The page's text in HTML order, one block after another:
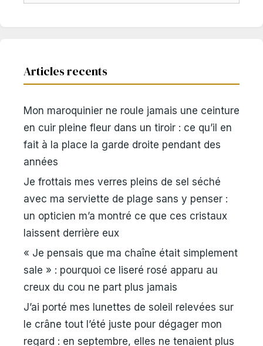
Articles recents
Mon maroquinier ne roule jamais une ceinture
en cuir pleine fleur dans un tiroir : ce qu’il en
fait à la place la garde droite pendant des
années
Je frottais mes verres pleins de sel séché
avec ma serviette de plage sans y penser :
un opticien m’a montré ce que ces cristaux
laissent derrière eux
« Je pensais que ma chaîne était simplement
sale » : pourquoi ce liseré rosé apparu au
creux du cou ne part plus jamais
J’ai porté mes lunettes de soleil relevées sur
le crâne tout l’été juste pour dégager mon
regard : en septembre, elles ne tenaient plus